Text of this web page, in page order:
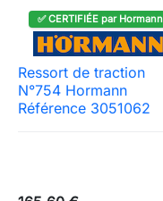
✅ CERTIFIÉE par Hormann
Ressort de traction
N°754 Hormann
Référence 3051062